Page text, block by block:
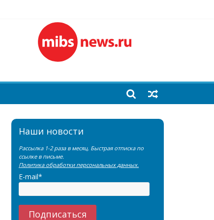
SNMMI
Наши новости
Рассылка 1-2 раза в месяц. Быстрая отписка по
ссылке в письме.
Политика обработки персональных данных.
E-mail*